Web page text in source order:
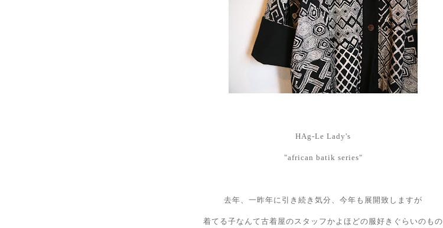
HAg-Le Lady's
"african batik series"
去年、一昨年に引き続き気分、今年も展開致しますが
着てる子なんて古着屋のスタッフかよほどの服好きぐらいのもの